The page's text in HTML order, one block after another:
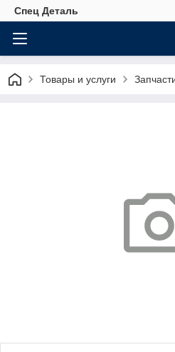
Спец Деталь
Товары и услуги